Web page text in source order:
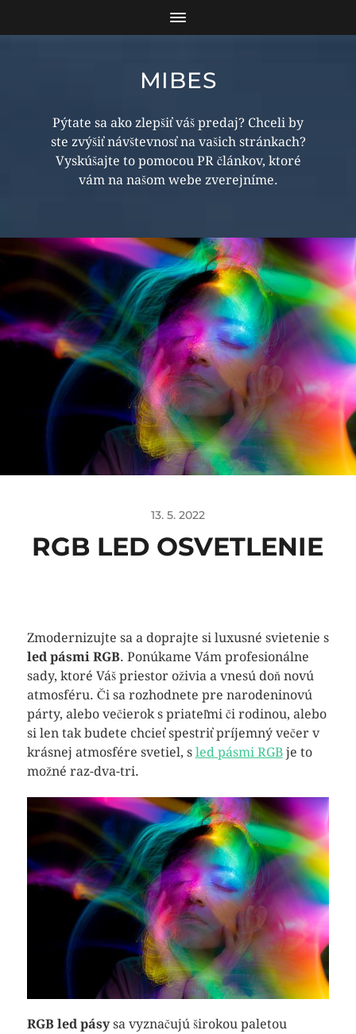
MIBES
Pýtate sa ako zlepšiť váš predaj? Chceli by
ste zvýšiť návštevnosť na vašich stránkach?
Vyskúšajte to pomocou PR článkov, ktoré
vám na našom webe zverejníme.
13. 5. 2022
RGB LED OSVETLENIE
Zmodernizujte sa a doprajte si luxusné svietenie s
led pásmi RGB. Ponúkame Vám profesionálne
sady, ktoré Váš priestor oživia a vnesú doň novú
atmosféru. Či sa rozhodnete pre narodeninovú
párty, alebo večierok s priateľmi či rodinou, alebo
si len tak budete chcieť spestriť príjemný večer v
krásnej atmosfére svetiel, s led pásmi RGB je to
možné raz-dva-tri.
RGB led pásysa vyznačujú širokou paletou